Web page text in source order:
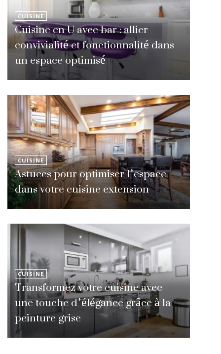
CUISINE
Cuisine en U avec bar : allier
convivialité et fonctionnalité dans
un espace optimisé
CUISINE
Astuces pour optimiser l’espace
dans votre cuisine extension
CUISINE
Transformez votre cuisine avec
une touche d’élégance grâce à la
peinture grise